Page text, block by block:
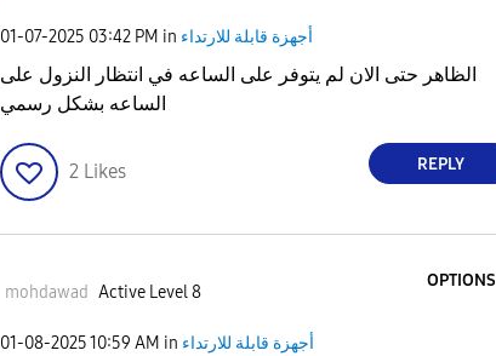
‎01-07-2025 03:42 PM in أجهزة قابلة للارتداء
الظاهر حتى الان لم يتوفر على الساعه في انتظار النزول على
الساعه بشكل رسمي
2 Likes REPLY
mohdawad Active Level 8
OPTIONS
‎01-08-202510:59 AM in أجهزة قابلة للارتداء